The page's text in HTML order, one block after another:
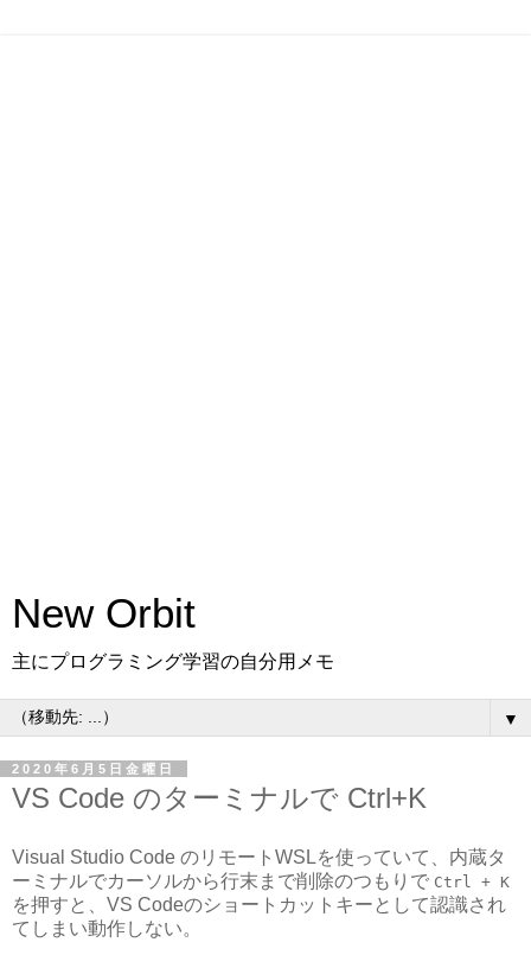
New Orbit
主にプログラミング学習の自分用メモ
▼
2020年6月5日金曜日
VS Code のターミナルで Ctrl+K
Visual Studio Code のリモートWSLを使っていて、内蔵タ
ーミナルでカーソルから行末まで削除のつもりで Ctrl + K
を押すと、VS Codeのショートカットキーとして認識され
てしまい動作しない。